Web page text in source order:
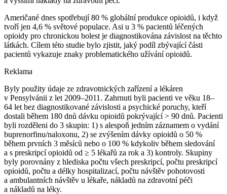
Američané dnes spotřebují 80 % globální produkce opioidů, i když
tvoří jen 4,6 % světové populace. Asi u 3 % pacientů léčených
opioidy pro chronickou bolest je diagnostikována závislost na těchto
látkách. Cílem této studie bylo zjistit, jaký podíl zbývající části
pacientů vykazuje znaky problematického užívání opioidů.
Reklama
Byly použity údaje ze zdravotnických zařízení a lékáren
v Pensylvánii z let 2009–2011. Zahrnuti byli pacienti ve věku 18–
64 let bez diagnostikované závislosti a psychické poruchy, kteří
dostali během 180 dnů dávku opioidů pokrývající > 90 dnů. Pacienti
byli rozděleni do 3 skupin: 1) s alespoň jedním záznamem o vydání
buprenorfinu/naloxonu, 2) se zvýšením dávky opioidů o 50 %
během prvních 3 měsíců nebo o 100 % kdykoliv během sledování
a s preskripcí opioidů od ≥ 5 lékařů za rok a 3) kontroly. Skupiny
byly porovnány z hlediska počtu všech preskripcí, počtu preskripcí
opioidů, počtu a délky hospitalizací, počtu návštěv pohotovosti
a ambulantních návštěv u lékaře, nákladů na zdravotní péči
a nákladů na léky.